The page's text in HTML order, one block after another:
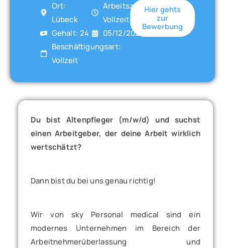
Ort:
Lübeck
Gehalt: 24
Beschäftigungsart:
Vollzeit
Arbeitszeit:
Vollzeit
05/12/2025
Hier gehts
zur
Bewerbung
Du bist Altenpfleger (m/w/d) und suchst
einen Arbeitgeber, der deine Arbeit wirklich
wertschätzt?
Dann bist du bei uns genau richtig!
Wir von sky Personal medical sind ein
modernes Unternehmen im Bereich der
Arbeitnehmerüberlassung und